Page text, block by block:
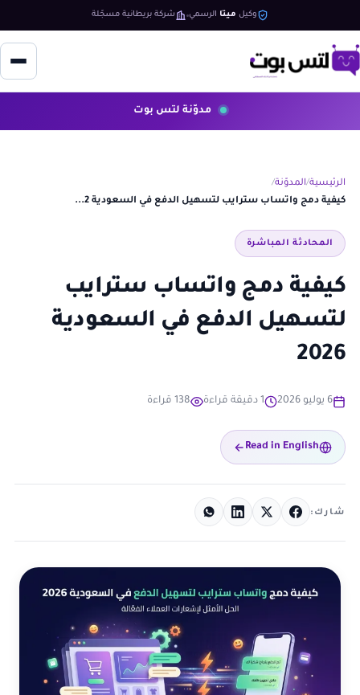
وكيل ميتا الرسمي شركة بريطانية مسجّلة
مدوّنة لتس بوت
الرئيسية المدوّنة
كيفية دمج واتساب سترايب لتسهيل الدفع في السعودية 2...
المحادثة المباشرة
كيفية دمج واتساب سترايب
لتسهيل الدفع في السعودية
2026
6 يوليو 2026 1 دقيقة قراءة 138 قراءة
Read in English
شارك: